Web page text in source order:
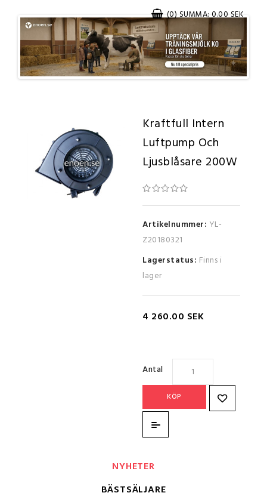
(0) SUMMA: 0.00 SEK
Kraftfull Intern
Luftpump Och
Ljusblåsare 200W
Artikelnummer: YL-
Z20180321
Lagerstatus: Finns i
lager
4 260.00 SEK
Antal
KÖP
NYHETER
BÄSTSÄLJARE